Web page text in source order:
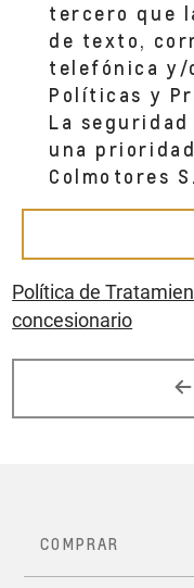
tercero que
de texto,
telefónica y/
Políticas y
La seguridad
una
Colmotores
Política de
concesionario